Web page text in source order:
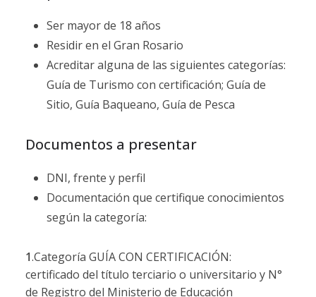
Ser mayor de 18 años
Residir en el Gran Rosario
Acreditar alguna de las siguientes categorías:
Guía de Turismo con certificación; Guía de
Sitio, Guía Baqueano, Guía de Pesca
Documentos a presentar
DNI, frente y perfil
Documentación que certifique conocimientos
según la categoría:
1.Categoría GUÍA CON CERTIFICACIÓN:
certificado del título terciario o universitario y N°
de Registro del Ministerio de Educación